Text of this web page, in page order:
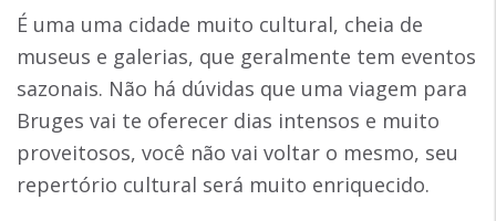
É uma uma cidade muito cultural, cheia de
museus e galerias, que geralmente tem eventos
sazonais. Não há dúvidas que uma viagem para
Bruges vai te oferecer dias intensos e muito
proveitosos, você não vai voltar o mesmo, seu
repertório cultural será muito enriquecido.